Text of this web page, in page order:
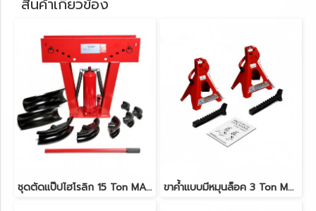
สินค้าเกี่ยวข้อง
ชุดตัดแป๊ปไฮโรลิก 15 Ton MARATHON TA1502 ขาค้ำแบบมีหมุนล็อค 3 Ton MARATHON T43002C